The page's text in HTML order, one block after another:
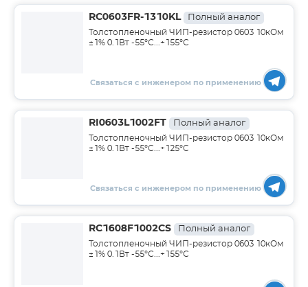
RC0603FR-1310KL Полный аналог
Толстопленочный ЧИП-резистор 0603 10кОм
±1% 0.1Вт -55°С...+155°С
Связаться с инженером по применению
RI0603L1002FT Полный аналог
Толстопленочный ЧИП-резистор 0603 10кОм
±1% 0.1Вт -55°C...+125°C
Связаться с инженером по применению
RC1608F1002CS Полный аналог
Толстопленочный ЧИП-резистор 0603 10кОм
±1% 0.1Вт -55°С...+155°С